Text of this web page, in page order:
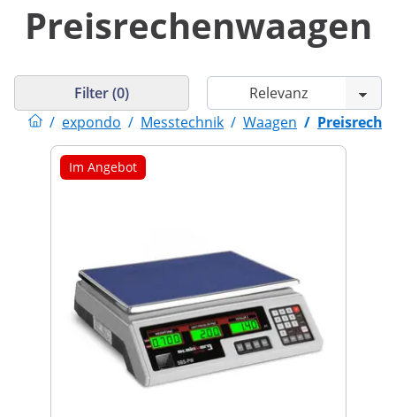
Preisrechenwaagen
/ expondo / Messtechnik / Waagen /
Filter (0)
Im Angebot